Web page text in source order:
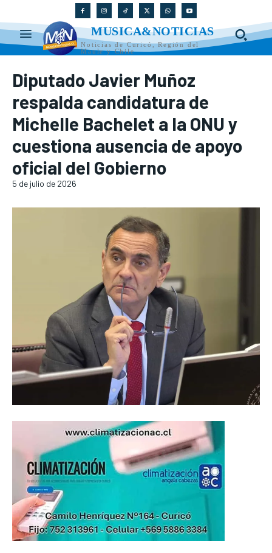
MUSICA&NOTICIAS
Noticias de Curicó, Región del
Maule y Chile
Diputado Javier Muñoz
respalda candidatura de
Michelle Bachelet a la ONU y
cuestiona ausencia de apoyo
oficial del Gobierno
5 de julio de 2026